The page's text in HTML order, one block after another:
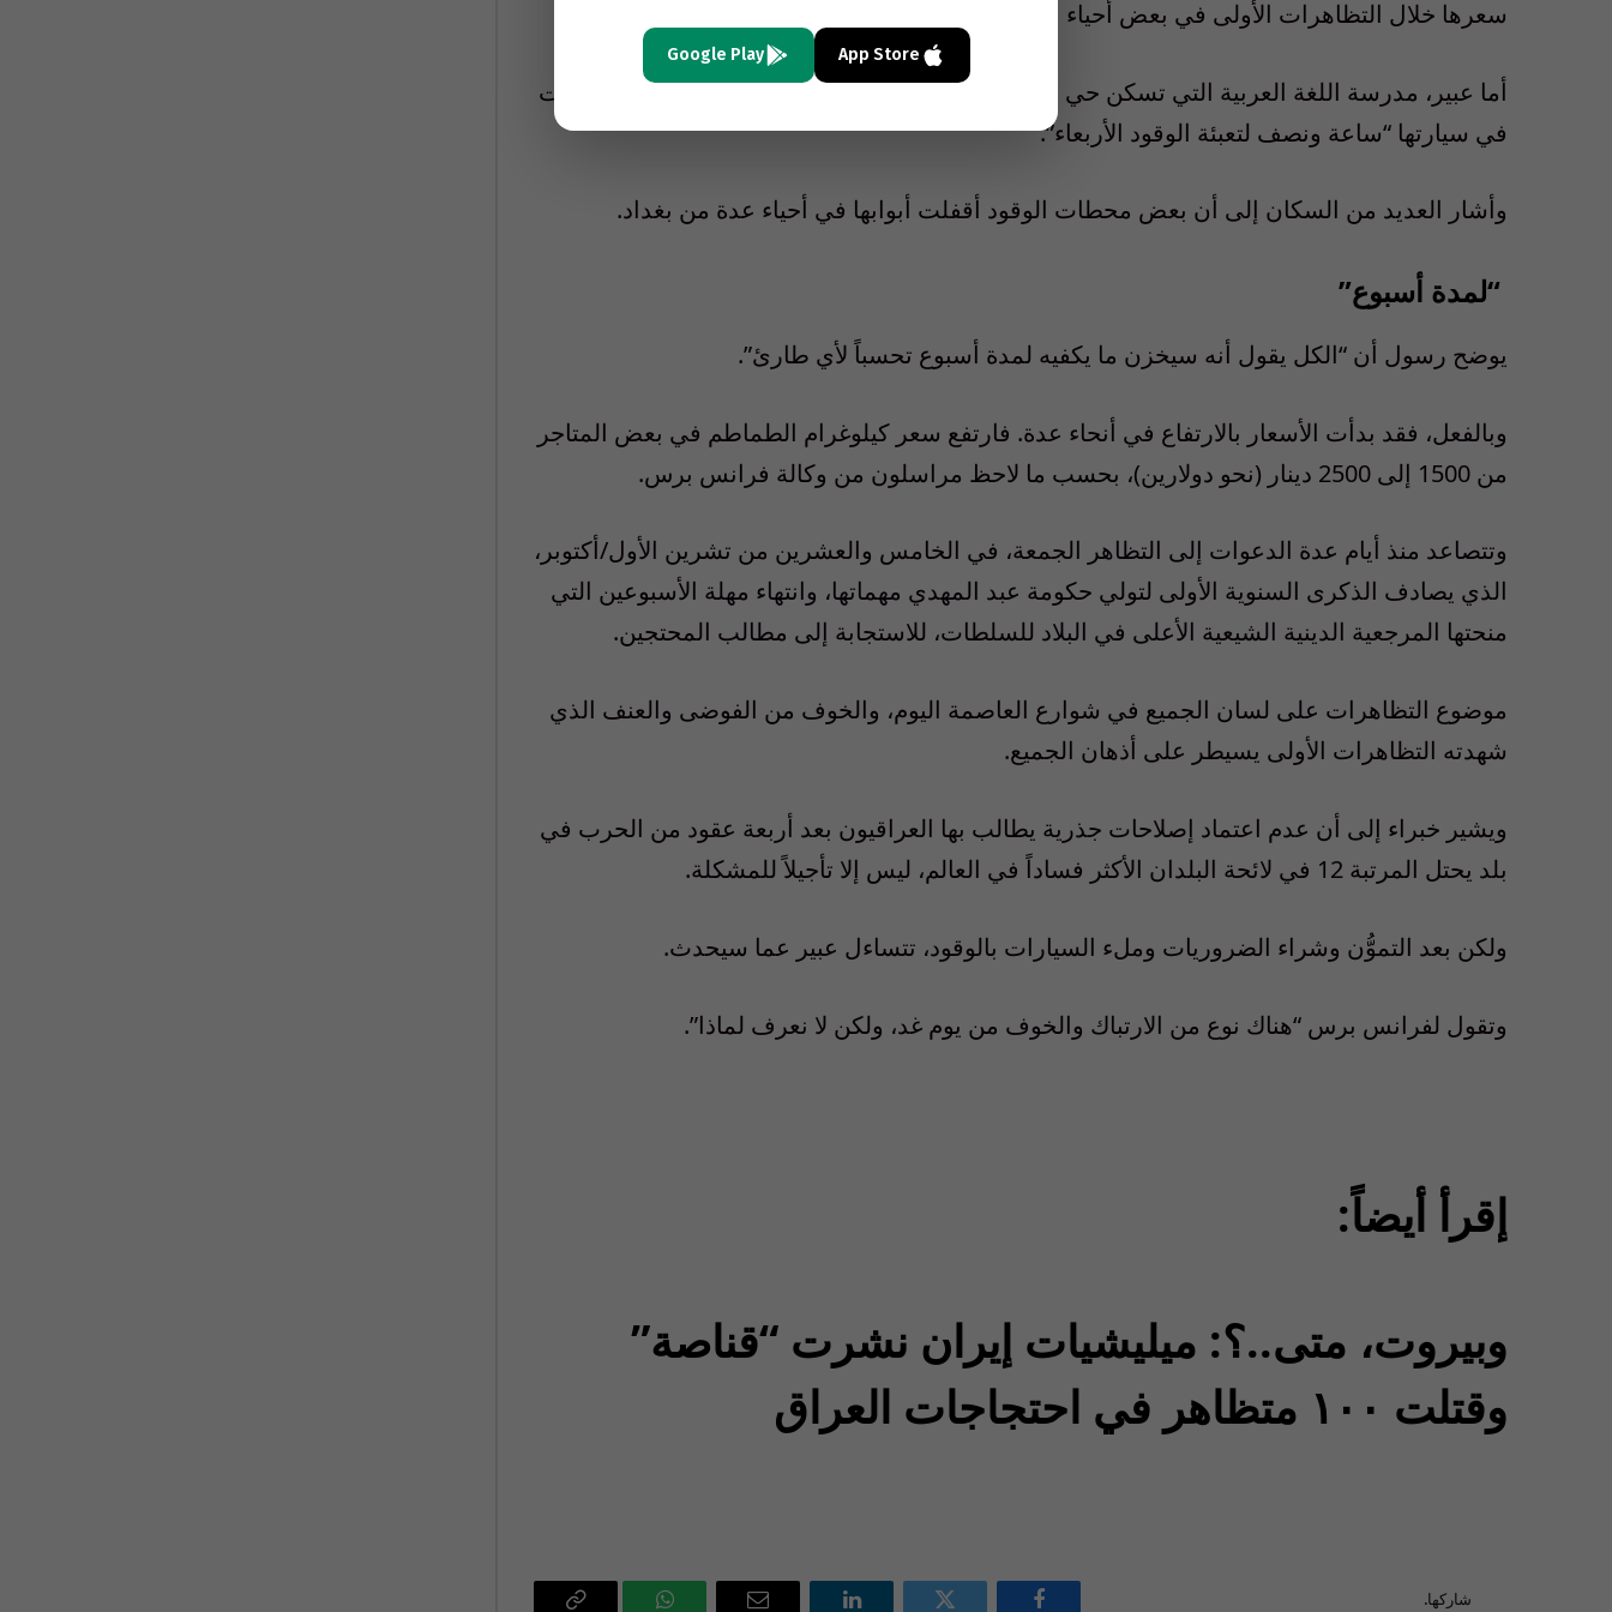
سعرها خلال التظاهرات الأولى في بعض أحياء بغداد.
أما عبير، مدرسة اللغة العربية التي تسكن حي المنصور الراقي في وسط العاصمة العراقية فانتظرت
في سيارتها “ساعة ونصف لتعبئة الوقود الأربعاء”.
وأشار العديد من السكان إلى أن بعض محطات الوقود أقفلت أبوابها في أحياء عدة من بغداد.
“لمدة أسبوع”
يوضح رسول أن “الكل يقول أنه سيخزن ما يكفيه لمدة أسبوع تحسباً لأي طارئ”.
وبالفعل، فقد بدأت الأسعار بالارتفاع في أنحاء عدة. فارتفع سعر كيلوغرام الطماطم في بعض المتاجر
من 1500 إلى 2500 دينار (نحو دولارين)، بحسب ما لاحظ مراسلون من وكالة فرانس برس.
وتتصاعد منذ أيام عدة الدعوات إلى التظاهر الجمعة، في الخامس والعشرين من تشرين الأول/أكتوبر،
الذي يصادف الذكرى السنوية الأولى لتولي حكومة عبد المهدي مهماتها، وانتهاء مهلة الأسبوعين التي
منحتها المرجعية الدينية الشيعية الأعلى في البلاد للسلطات، للاستجابة إلى مطالب المحتجين.
موضوع التظاهرات على لسان الجميع في شوارع العاصمة اليوم، والخوف من الفوضى والعنف الذي
شهدته التظاهرات الأولى يسيطر على أذهان الجميع.
ويشير خبراء إلى أن عدم اعتماد إصلاحات جذرية يطالب بها العراقيون بعد أربعة عقود من الحرب في
بلد يحتل المرتبة 12 في لائحة البلدان الأكثر فساداً في العالم، ليس إلا تأجيلاً للمشكلة.
ولكن بعد التموُّن وشراء الضروريات وملء السيارات بالوقود، تتساءل عبير عما سيحدث.
وتقول لفرانس برس “هناك نوع من الارتباك والخوف من يوم غد، ولكن لا نعرف لماذا”.
إقرأ أيضاً:
وبيروت، متى..؟: ميليشيات إيران نشرت “قناصة”
وقتلت ١٠٠ متظاهر في احتجاجات العراق
شاركها.
App Store
Google Play